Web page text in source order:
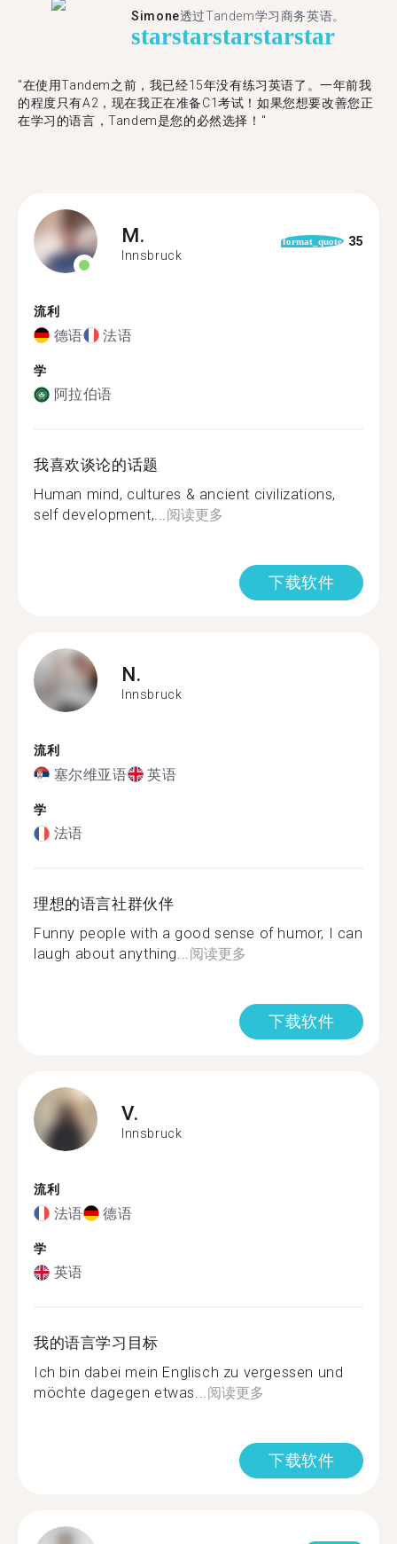
Simone透过Tandem学习商务英语。
starstarstarstarstar
"在使用Tandem之前，我已经15年没有练习英语了。一年前我
的程度只有A2，现在我正在准备C1考试！如果您想要改善您正
在学习的语言，Tandem是您的必然选择！"
M.
Innsbruck
format_quote 35
流利
德语 法语
学
阿拉伯语
我喜欢谈论的话题
Human mind, cultures & ancient civilizations,
self development,...阅读更多
下载软件
N.
Innsbruck
流利
塞尔维亚语 英语
学
法语
理想的语言社群伙伴
Funny people with a good sense of humor, I can
laugh about anything...阅读更多
下载软件
V.
Innsbruck
流利
法语 德语
学
英语
我的语言学习目标
Ich bin dabei mein Englisch zu vergessen und
möchte dagegen etwas...阅读更多
下载软件